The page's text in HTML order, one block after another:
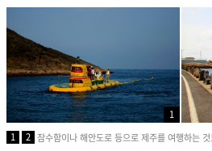
1
1
2 잠수함이나 해안도로 등으로 제주를 여행하는